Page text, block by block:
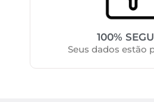
100%
Seus dados estão